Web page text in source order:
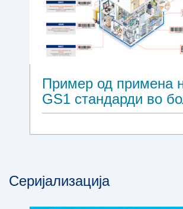
Пример од примена
GS1 стандарди во
Серијализација